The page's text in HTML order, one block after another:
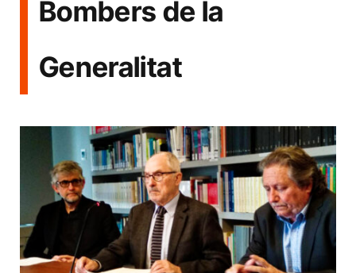
Bombers de la
Generalitat